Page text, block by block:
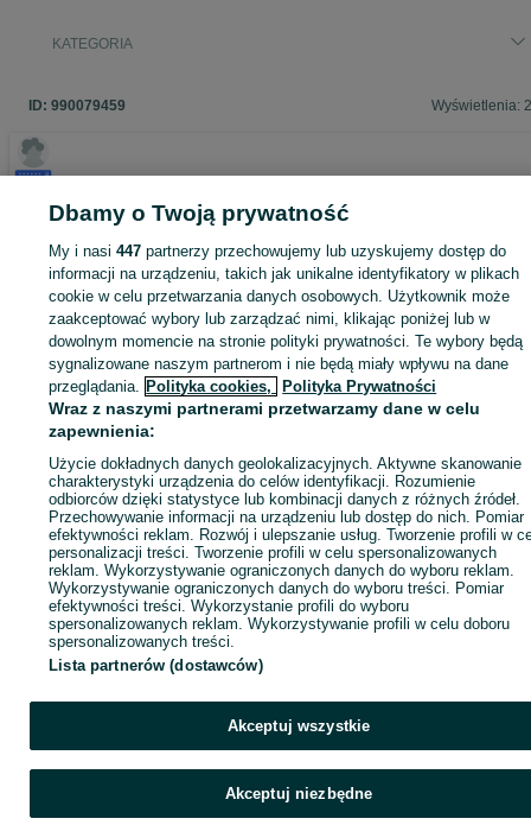
KATEGORIA
ID: 990079459 Wyświetlenia:
Zaloguj się lub załóż konto na OLX, aby skontaktować się z
Zaloguj się / Załóż konto
Wyślij wiadomość Kup
Dbamy o Twoją prywatność
My i nasi447 partnerzy przechowujemy lub uzyskujemy dostęp do
informacji na urządzeniu, takich jak unikalne identyfikatory w plikach
cookie w celu przetwarzania danych osobowych. Użytkownik może
zaakceptować wybory lub zarządzać nimi, klikając poniżej lub w
dowolnym momencie na stronie polityki prywatności. Te wybory będą
sygnalizowane naszym partnerom i nie będą miały wpływu na dane
przeglądania. Polityka cookies, Polityka Prywatności
Wraz z naszymi partnerami przetwarzamy dane w celu
zapewnienia:
Użycie dokładnych danych geolokalizacyjnych. Aktywne skanowanie
charakterystyki urządzenia do celów identyfikacji. Rozumienie
odbiorców dzięki statystyce lub kombinacji danych z różnych źródeł.
Przechowywanie informacji na urządzeniu lub dostęp do nich. Pomiar
efektywności reklam. Rozwój i ulepszanie usług. Tworzenie profili w
personalizacji treści. Tworzenie profili w celu spersonalizowanych
reklam. Wykorzystywanie ograniczonych danych do wyboru reklam.
Wykorzystywanie ograniczonych danych do wyboru treści. Pomiar
efektywności treści. Wykorzystanie profili do wyboru
spersonalizowanych reklam. Wykorzystywanie profili w celu doboru
spersonalizowanych treści.
Lista partnerów (dostawców)
Akceptuj wszystkie
Akceptuj niezbędne